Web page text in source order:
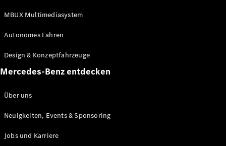
MBUX Multimediasystem
Autonomes Fahren
Design & Konzeptfahrzeuge
Mercedes-Benz entdecken
Über uns
Neuigkeiten, Events & Sponsoring
Jobs und Karriere